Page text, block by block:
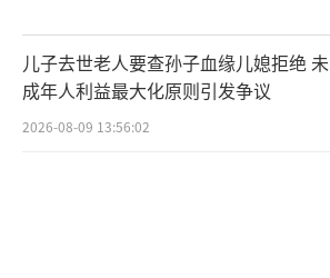
儿子去世老人要查孙子血缘儿媳拒绝 未
成年人利益最大化原则引发争议
2026-08-09 13:56:02